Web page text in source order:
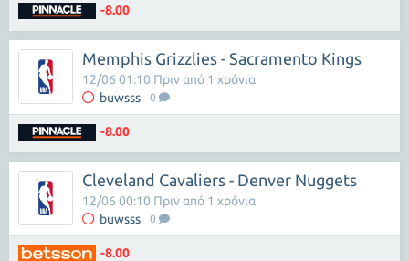
-8.00
Memphis Grizzlies - Sacramento Kings
buwsss 0
12/06 01:10 Πριν από 1 χρόνια
-8.00
Cleveland Cavaliers - Denver Nuggets
buwsss 0
12/06 00:10 Πριν από 1 χρόνια
-8.00